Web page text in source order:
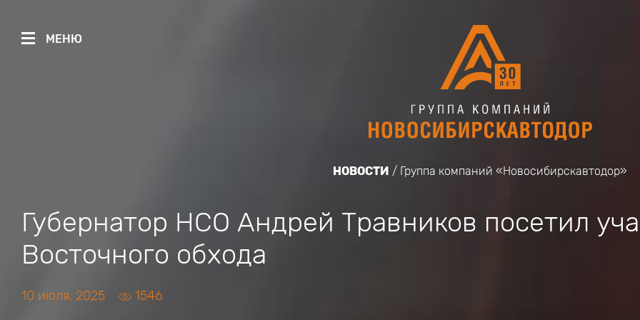
МЕНЮ
НОВОСТИ Группа компаний «Новосибирскавтодор»
Губернатор НСО Андрей Травников посетил
Восточного обхода
10 июля, 2025 1546